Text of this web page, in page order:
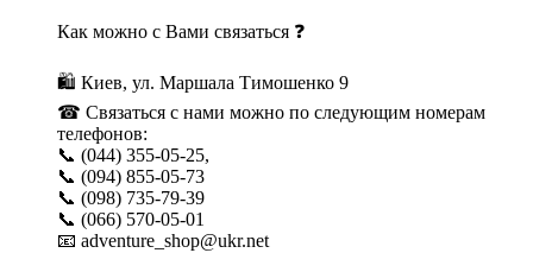
Как можно с Вами связаться ❓
🛍 Киев, ул. Маршала Тимошенко 9
☎ Связаться с нами можно по следующим номерам
телефонов:
📞 (044) 355-05-25,
📞 (094) 855-05-73
📞 (098) 735-79-39
📞 (066) 570-05-01
📧 adventure_shop@ukr.net